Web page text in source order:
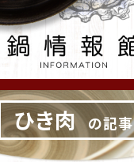
ひき肉 の記事